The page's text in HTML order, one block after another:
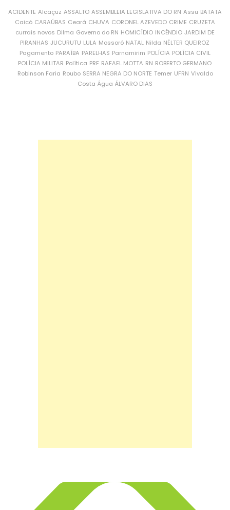
ACIDENTE Alcaçuz ASSALTO ASSEMBLEIA LEGISLATIVA DO RN Assu BATATA
Caicó CARAÚBAS Ceará CHUVA CORONEL AZEVEDO CRIME CRUZETA
currais novos Dilma Governo do RN HOMICÍDIO INCÊNDIO JARDIM DE
PIRANHAS JUCURUTU LULA Mossoró NATAL Nilda NÉLTER QUEIROZ
Pagamento PARAÍBA PARELHAS Parnamirim POLÍCIA POLÍCIA CIVIL
POLÍCIA MILITAR Política PRF RAFAEL MOTTA RN ROBERTO GERMANO
Robinson Faria Roubo SERRA NEGRA DO NORTE Temer UFRN Vivaldo
Costa Água ÁLVARO DIAS